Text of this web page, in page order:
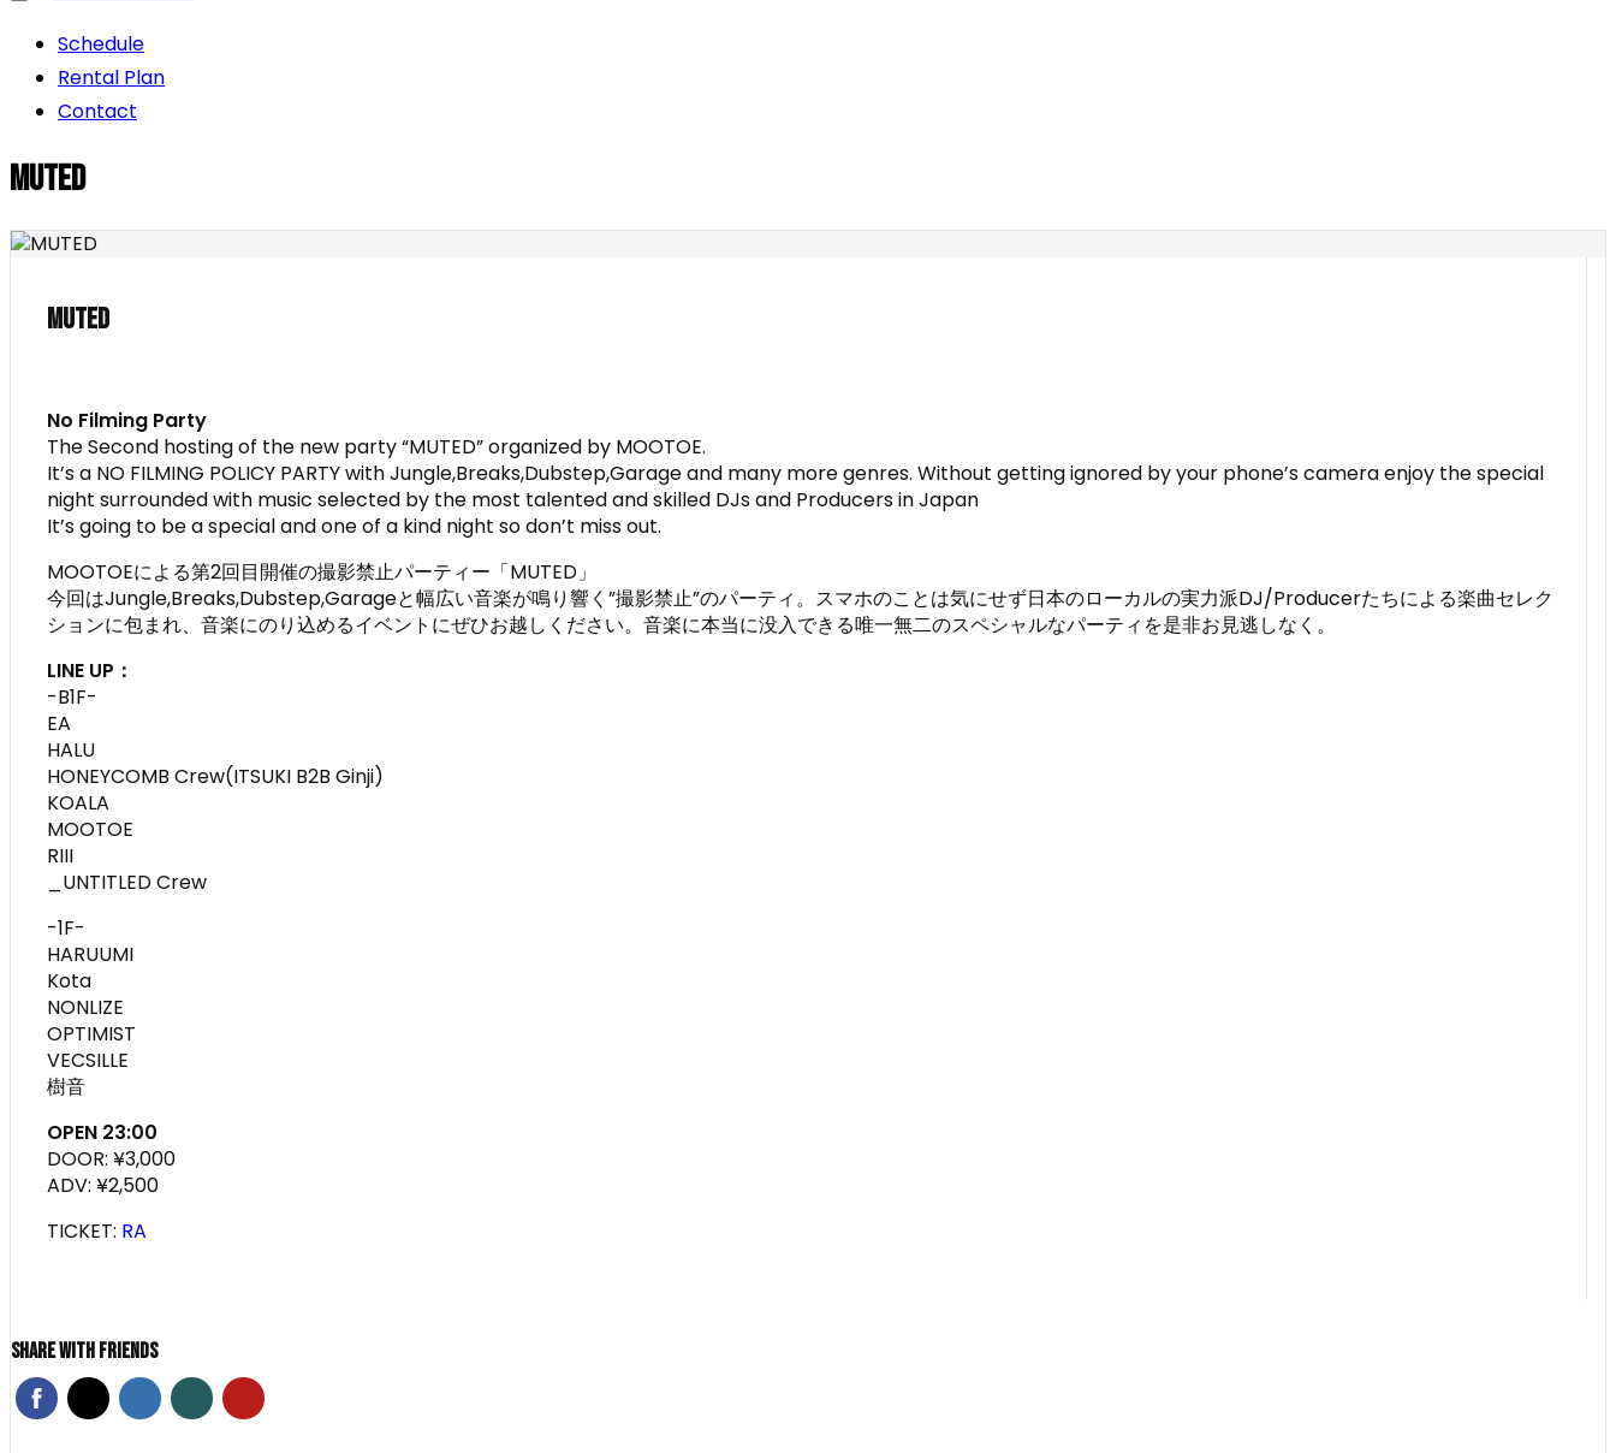
CIRCUS TOKYO
エンターテイメントスペース
Schedule
Rental Plan
Contact
MUTED
MUTED
No Filming Party
The Second hosting of the new party “MUTED” organized by MOOTOE.
It’s a NO FILMING POLICY PARTY with Jungle,Breaks,Dubstep,Garage and many more genres. Without getting ignored by your phone’s camera enjoy the special
night surrounded with music selected by the most talented and skilled DJs and Producers in Japan
It’s going to be a special and one of a kind night so don’t miss out.
MOOTOEによる第2回目開催の撮影禁止パーティー「MUTED」
今回はJungle,Breaks,Dubstep,Garageと幅広い音楽が鳴り響く”撮影禁止”のパーティ。スマホのことは気にせず日本のローカルの実力派DJ/Producerたちによる楽曲セレク
ションに包まれ、音楽にのり込めるイベントにぜひお越しください。音楽に本当に没入できる唯一無二のスペシャルなパーティを是非お見逃しなく。
LINE UP：
-B1F-
EA
HALU
HONEYCOMB Crew(ITSUKI B2B Ginji)
KOALA
MOOTOE
RIII
_UNTITLED Crew
-1F-
HARUUMI
Kota
NONLIZE
OPTIMIST
VECSILLE
樹音
OPEN 23:00
DOOR: ¥3,000
ADV: ¥2,500
TICKET: RA
Share With Friends